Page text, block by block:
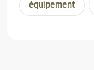
équipement